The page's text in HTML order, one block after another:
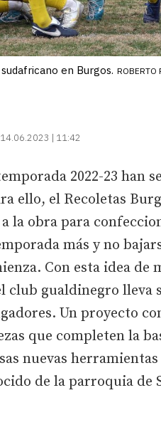
en Burgos. ROBERTO
14.06.2023 | 11:42
2022-23 han
ello, el Recoletas
la obra para
más y no
Con esta idea de
gualdinegro lleva
Un proyecto
que completen la
nuevas
de la parroquia de